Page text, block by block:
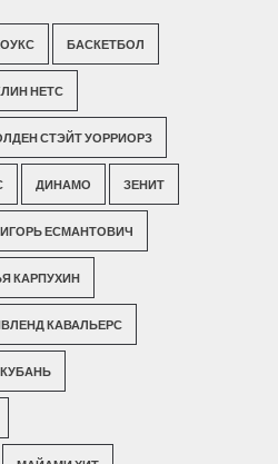
БАСКЕТБОЛ
НЕТС
СТЭЙТ УОРРИОРЗ
ДИНАМО ЗЕНИТ
ИГОРЬ ЕСМАНТОВИЧ
КАРПУХИН
КАВАЛЬЕРС